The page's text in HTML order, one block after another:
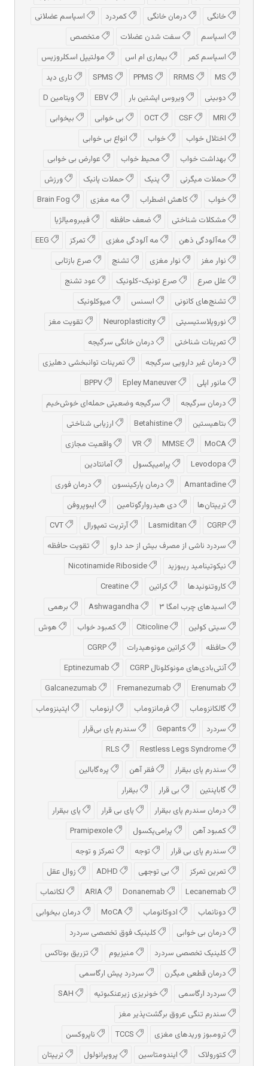
خانگی
درمان خانگی کمردرد
اسپاسم عضلانی
اسپاسم
سفت شدن عضلات
متخصص
اسپاسم کمر
بیماری ام اس
مولتیپل اسکلروزیس
تاری دید
دوبینی
ویروس اپشتین بار
ویتامین D
بی خوابی
بیخوابی
اختلال خواب
خواب
انواع بی خوابی
بهداشت خواب
محیط خواب
عوارض بی خوابی
حملات میگرنی
پنیک حملات پانیک
ورزش
خواب
کاهش اضطراب مه مغزی
مشکلات شناختی
ضعف حافظه
فیبرومیالژیا
مه‌آلودگی ذهن
مه‌ آلودگی مغزی تمرکز
نوار مغز
نوار مغزی تشنج
صرع بازتابی
علل صرع
صرع تونیک-کلونیک
عود تشنج
تشنج‌های کانونی
ابسنس
میوکلونیک
نوروپلاستیسیتی
تقویت مغز
تمرینات شناختی
درمان خانگی سرگیجه
درمان غیر دارویی سرگیجه
تمرینات توانبخشی دهلیزی
مانور اپلی
درمان سرگیجه
سرگیجه وضعیتی حمله‌ای خوش‌خیم
بتاهیستین
ارزیابی شناختی
واقعیت مجازی
پرامیپکسول
آمانتادین
درمان پارکینسون
درمان فوری
تریپتان‌ها
دی هیدروارگوتامین
ایبوپروفن
آرتریت تمپورال
سردرد ناشی از مصرف بیش از حد دارو
تقویت حافظه
نیکوتینامید ریبوزید
کاروتنوئیدها
کراتین
اسیدهای چرب امگا ۳
برهمی
سیتی کولین
کمبود خواب
هوش
حافظه
کراتین مونوهیدرات
آنتی‌بادی‌های مونوکلونال CGRP
گالکانزوماب
فرمانزوماب ارنوماب
اپتینزوماب
سردرد
سندرم پای بی‌قرار
سندرم پای بیقرار
فقر آهن
پره‌گابالین
گاباپنتین
بی قرار
بیقرار
درمان سندرم پای بیقرار
پای بی قرار
پای بیقرار
کمبود آهن
پرامی‌پکسول
سندرم پای بی قرار
توجه
تمرکز و توجه
تمرین تمرکز
بی توجهی
زوال عقل
لکانماب
دونانماب
ادوكانوماب
درمان بیخوابی
درمان بی خوابی
کلینیک فوق تخصصی سردرد
کلینیک تخصصی سردرد
منیزیوم
تزریق بوتاکس
درمان قطعی میگرن
سردرد پیش‌ ارگاسمی
سردرد ارگاسمی
خونریزی زیرعنکبوتیه
سندرم تنگی عروق برگشت‌پذیر مغز
ترومبوز وریدهای مغزی
ناپروکسن
کتورولاک
ایندومتاسین پروپرانولول
تریپتان